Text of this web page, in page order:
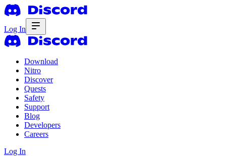
Log In
Download
Nitro
Discover
Quests
Safety
Support
Blog
Developers
Careers
Log In